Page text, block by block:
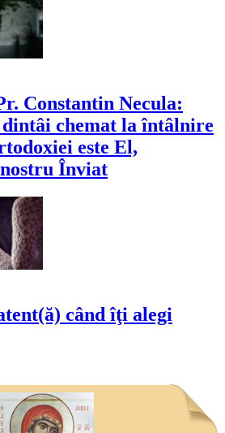
Constantin Necula:
chemat la întâlnire
este El,
Înviat
când îţi alegi